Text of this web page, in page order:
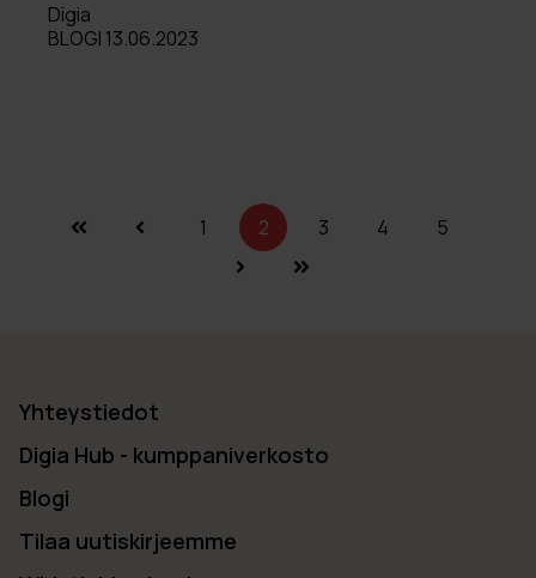
Digia
BLOGI 13.06.2023
1 2 3 4 5
Yhteystiedot
Digia Hub - kumppaniverkosto
Blogi
Tilaa uutiskirjeemme